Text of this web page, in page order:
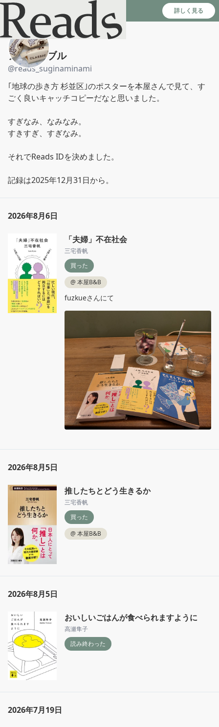
Reads - 読書のSNS＆記録アプリ 詳しく見る
アンサンブル
@reads_suginaminami
｢地球の歩き方 杉並区｣のポスターを本屋さんで見て、す
ごく良いキャッチコピーだなと思いました。
すぎなみ、なみなみ。
すきすぎ、すぎなみ。
それでReads IDを決めました。
記録は2025年12月31日から。
2026年8月6日
「夫婦」不在社会
三宅香帆
買った
@ 本屋B&B
fuzkueさんにて
2026年8月5日
推したちとどう生きるか
三宅香帆
買った
@ 本屋B&B
2026年8月5日
おいしいごはんが食べられますように
高瀬隼子
読み終わった
2026年7月19日